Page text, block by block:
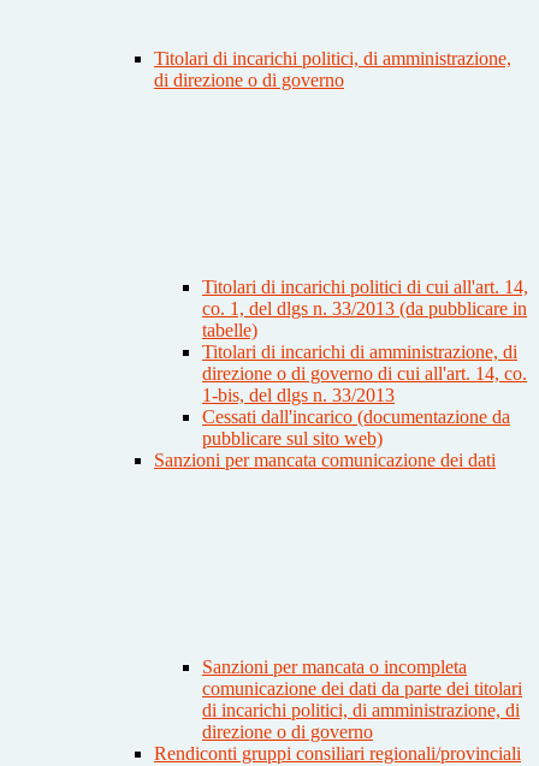
Titolari di incarichi politici, di amministrazione,
di direzione o di governo
Titolari di incarichi politici di cui all'art. 14,
co. 1, del dlgs n. 33/2013 (da pubblicare in
tabelle)
Titolari di incarichi di amministrazione, di
direzione o di governo di cui all'art. 14, co.
1-bis, del dlgs n. 33/2013
Cessati dall'incarico (documentazione da
pubblicare sul sito web)
Sanzioni per mancata comunicazione dei dati
Sanzioni per mancata o incompleta
comunicazione dei dati da parte dei titolari
di incarichi politici, di amministrazione, di
direzione o di governo
Rendiconti gruppi consiliari regionali/provinciali